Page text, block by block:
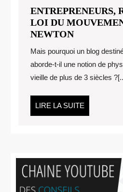
ENTREPRENEURS,
LOI DU
NEWTON
LA
LOI
DU
D’ISAAC
NEWTON
Mais pourquoi un blog
aborde-t-il une notion de
vieille de plus de 3 siècles
LIRE LA SUITE
LA